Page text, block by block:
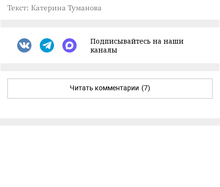
Текст: Катерина Туманова
Подписывайтесь на наши
каналы
Читать комментарии (7)